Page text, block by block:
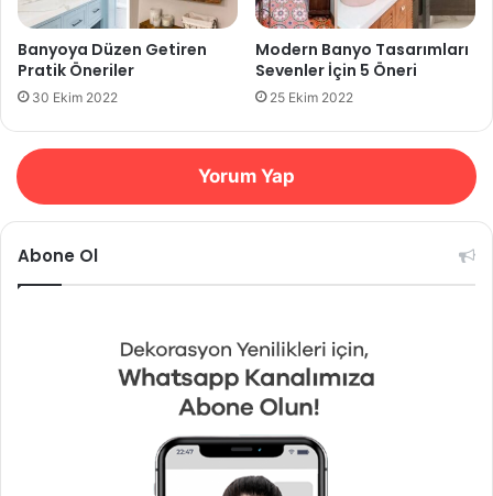
Banyoya Düzen Getiren
Pratik Öneriler
30 Ekim 2022
Modern Banyo Tasarımları
Sevenler İçin 5 Öneri
25 Ekim 2022
Yorum Yap
Abone Ol